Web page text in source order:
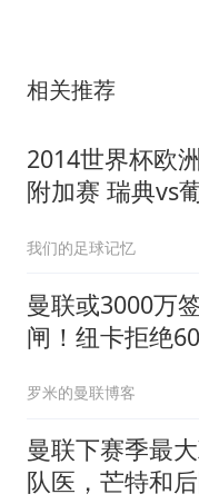
相关推荐
2014世界杯欧
附加赛 瑞典vs
我们的足球记忆
曼联或3000万
闸！纽卡拒绝
罗米的曼联博客
曼联下赛季最
队医，芒特和